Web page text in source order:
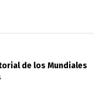
de los Mundiales